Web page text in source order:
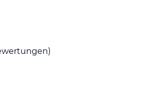
Jedoch können Sie die zentrale Lage
Sehenswürdigkeiten zu genießen.